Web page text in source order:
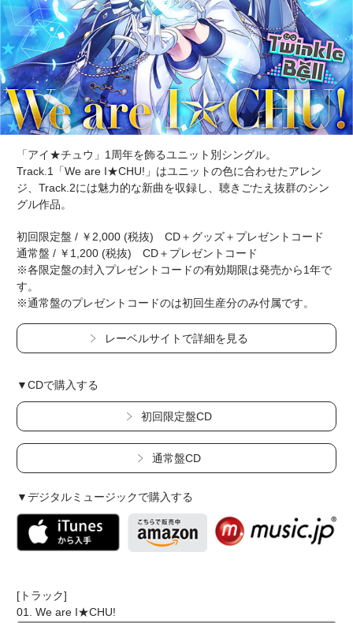
「アイ★チュウ」1周年を飾るユニット別シングル。
Track.1「We are I★CHU!」はユニットの色に合わせたアレン
ジ、Track.2には魅力的な新曲を収録し、聴きごたえ抜群のシン
グル作品。
初回限定盤 / ￥2,000 (税抜) CD＋グッズ＋プレゼントコード
通常盤 / ￥1,200 (税抜) CD＋プレゼントコード
※各限定盤の封入プレゼントコードの有効期限は発売から1年で
す。
※通常盤のプレゼントコードのは初回生産分のみ付属です。
レーベルサイトで詳細を見る
▼CDで購入する
初回限定盤CD
通常盤CD
▼デジタルミュージックで購入する
[トラック]
01. We are I★CHU!